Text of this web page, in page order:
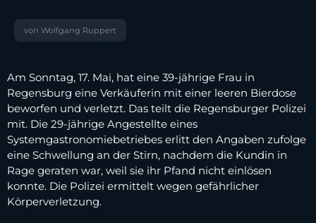
von Wolfgang Ruppert
Am Sonntag, 17. Mai, hat eine 39-jährige Frau in
Regensburg eine Verkäuferin mit einer leeren Bierdose
beworfen und verletzt. Das teilt die Regensburger Polizei
mit. Die 29-jährige Angestellte eines
Systemgastronomiebetriebes erlitt den Angaben zufolge
eine Schwellung an der Stirn, nachdem die Kundin in
Rage geraten war, weil sie ihr Pfand nicht einlösen
konnte. Die Polizei ermittelt wegen gefährlicher
Körperverletzung.